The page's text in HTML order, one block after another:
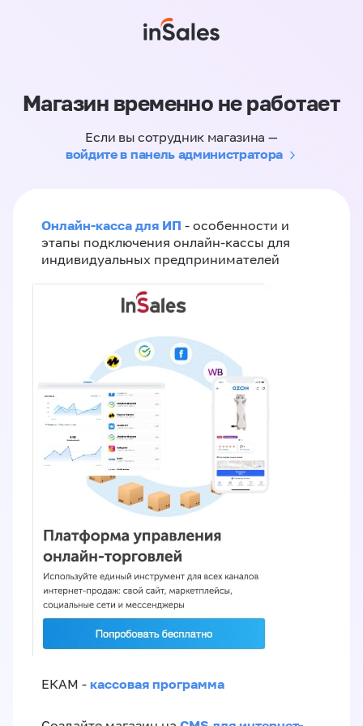
Магазин временно не работает
Если вы сотрудник магазина —
войдите в панель администратора
Онлайн-касса для ИП - особенности и
этапы подключения онлайн-кассы для
индивидуальных предпринимателей
ЕКАМ - кассовая программа